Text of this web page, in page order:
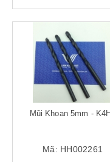
Mũi Khoan 5mm -
Mã: HH002261